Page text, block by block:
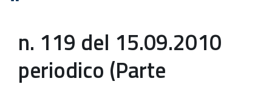
n. 119 del 15.09.2010
periodico (Parte